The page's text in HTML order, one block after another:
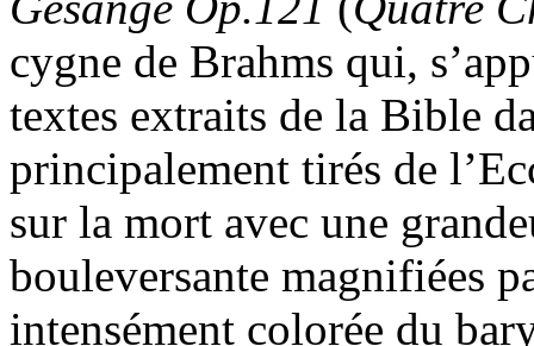
cygne de Brahms qui,
textes extraits de la Bible
principalement tirés de
sur la mort avec une
bouleversante magnifiées
intensément colorée du